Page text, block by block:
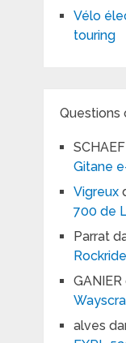
Vélo
touring
Questions
Gitane
Vigreux
700 de
Parrat
GANIER
alves